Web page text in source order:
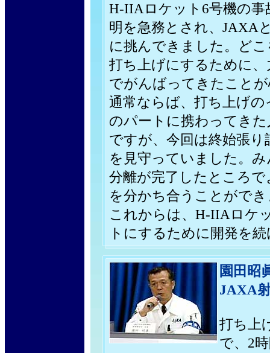
H-IIAロケット6号機の事
明を急務とされ、JAXA
に挑んできました。ど
打ち上げにするために
でがんばってきたこと
通常ならば、打ち上げ
のパートに携わってき
ですが、今回は終始張
を見守っていました。
分離が完了したところ
を分かち合うことがで
これからは、H-IIAロケ
トにするために開発を
園田昭
JAXA
打ち上
で、2